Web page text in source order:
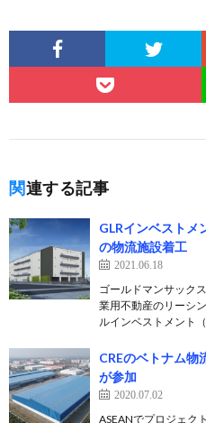
関連する記事
GLRインベストメ
の物流施設着工
2021.06.18
ゴールドマンサック
業用不動産のリーシ
ルインベストメント
CREのベトナム物
が参加
2020.07.02
ASEANでプロジェク